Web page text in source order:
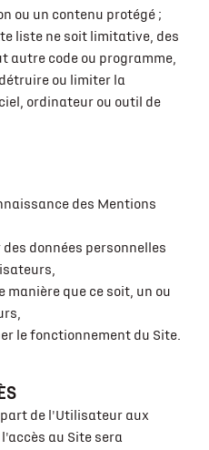
ou un contenu protégé ;
liste ne soit limitative, des
autre code ou programme,
ou limiter la
ordinateur ou outil de
des Mentions
données personnelles
manière que ce soit, un ou
le fonctionnement du Site.
part de l'Utilisateur aux
au Site sera